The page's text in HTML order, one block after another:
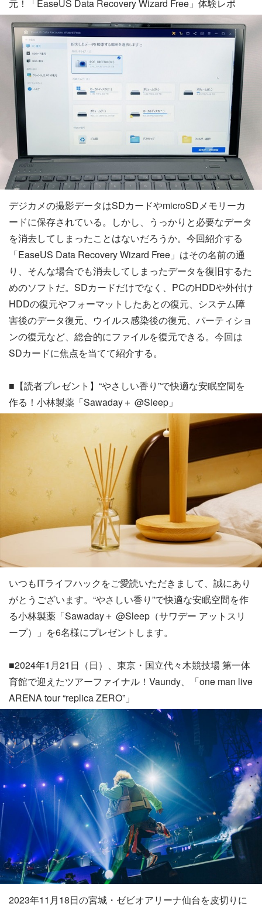
元！「EaseUS Data Recovery Wizard Free」体験レポ
デジカメの撮影データはSDカードやmicroSDメモリーカ
ードに保存されている。しかし、うっかりと必要なデータ
を消去してしまったことはないだろうか。今回紹介する
「EaseUS Data Recovery Wizard Free」はその名前の通
り、そんな場合でも消去してしまったデータを復旧するた
めのソフトだ。SDカードだけでなく、PCのHDDや外付け
HDDの復元やフォーマットしたあとの復元、システム障
害後のデータ復元、ウイルス感染後の復元、パーティショ
ンの復元など、総合的にファイルを復元できる。今回は
SDカードに焦点を当てて紹介する。
■【読者プレゼント】“やさしい香り”で快適な安眠空間を
作る！小林製薬「Sawaday＋ @Sleep」
いつもITライフハックをご愛読いただきまして、誠にあり
がとうございます。“やさしい香り”で快適な安眠空間を作
る小林製薬「Sawaday＋ @Sleep（サワデー アットスリ
ープ）」を6名様にプレゼントします。
■2024年1月21日（日）、東京・国立代々木競技場 第一体
育館で迎えたツアーファイナル！Vaundy、「one man live
ARENA tour “replica ZERO”」
2023年11月18日の宮城・ゼビオアリーナ仙台を皮切りに